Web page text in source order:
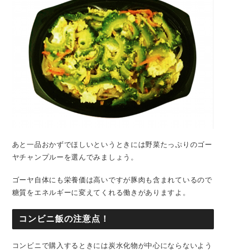
あと一品おかずでほしいというときには野菜たっぷりのゴー
ヤチャンプルーを選んでみましょう。
ゴーヤ自体にも栄養価は高いですが豚肉も含まれているので
糖質をエネルギーに変えてくれる働きがありますよ。
コンビニ飯の注意点！
コンビニで購入するときには炭水化物が中心にならないよう